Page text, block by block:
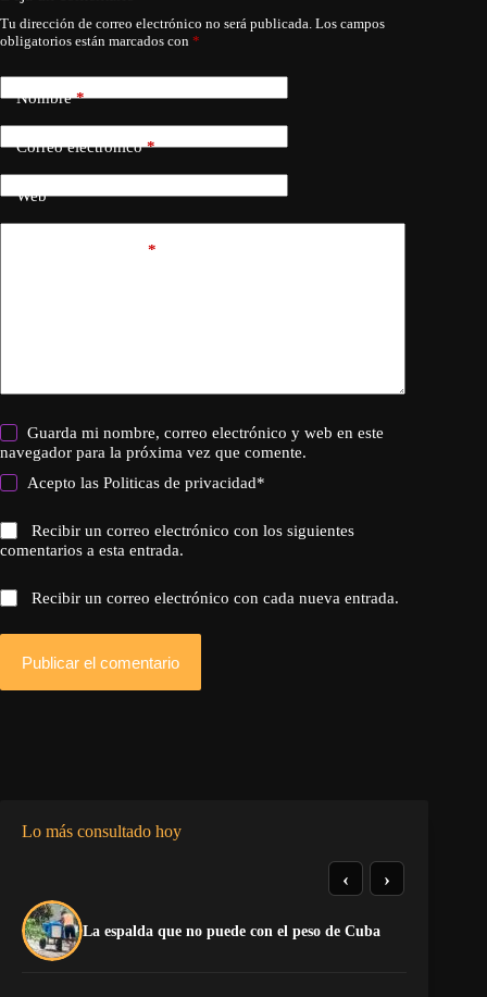
Tu dirección de correo electrónico no será publicada. Los campos
obligatorios están marcados con *
Nombre*
Correo electrónico*
Web
*
Guarda mi nombre, correo electrónico y web en este
navegador para la próxima vez que comente.
Acepto lasPoliticas de privacidad*
Recibir un correo electrónico con los siguientes
comentarios a esta entrada.
Recibir un correo electrónico con cada nueva entrada.
Publicar el comentario
Lo más consultado hoy
La espalda que no puede con el peso de Cuba
‹ ›